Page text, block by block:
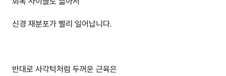
신경 재분포가 빨리 일어납니다.
반대로 사각턱처럼 두꺼운 근육은